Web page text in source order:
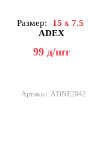
Размер:
15 x 7.5
ADEX
99 д/шт
Артикул: ADNE2042